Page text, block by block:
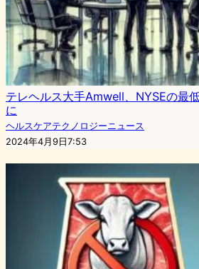
テレヘルス大手Amwell、NYSEの最
に
ヘルスケアテクノロジーニュース
2024年4月9日7:53